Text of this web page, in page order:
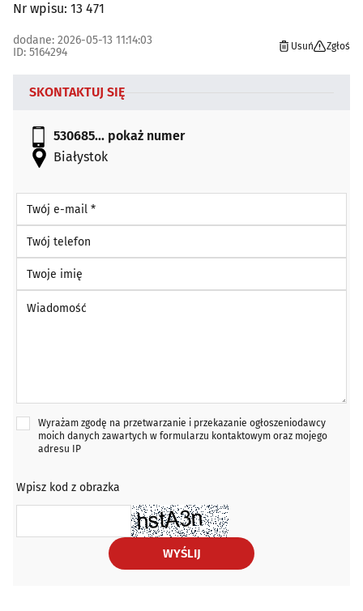
Nr wpisu: 13 471
dodane: 2026-05-13 11:14:03
ID: 5164294
Usuń Zgłoś
SKONTAKTUJ SIĘ
530685... pokaż numer
Białystok
Wyrażam zgodę na przetwarzanie i przekazanie ogłoszeniodawcy
moich danych zawartych w formularzu kontaktowym oraz mojego
adresu IP
Wpisz kod z obrazka
WYŚLIJ